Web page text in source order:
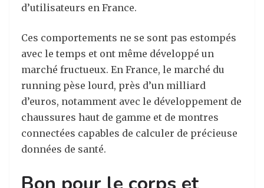
d’utilisateurs en France.
Ces comportements ne se sont pas estompés
avec le temps et ont même développé un
marché fructueux. En France, le marché du
running pèse lourd, près d’un milliard
d’euros, notamment avec le développement de
chaussures haut de gamme et de montres
connectées capables de calculer de précieuse
données de santé.